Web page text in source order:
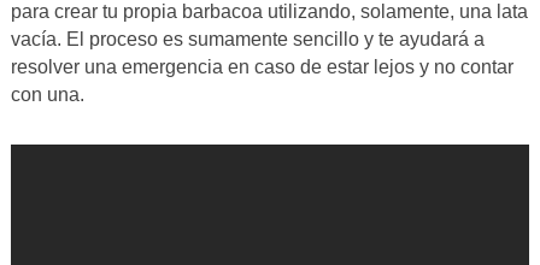
para crear tu propia barbacoa utilizando, solamente, una lata
vacía. El proceso es sumamente sencillo y te ayudará a
resolver una emergencia en caso de estar lejos y no contar
con una.